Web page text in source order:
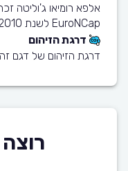
אלפא רומיאו ג'וליטה
EuroNCap לשנת 2010 בקטגוריית משפחתיות
דרגת הזיהום
דרגת הזיהום של דגם זה גבוהה